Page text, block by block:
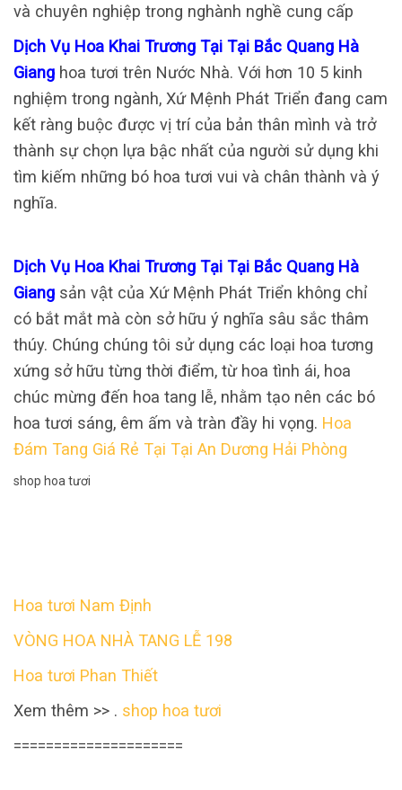
và chuyên nghiệp trong nghành nghề cung cấp
Dịch Vụ Hoa Khai Trương Tại Tại Bắc Quang Hà
Giang hoa tươi trên Nước Nhà. Với hơn 10 5 kinh
nghiệm trong ngành, Xứ Mệnh Phát Triển đang cam
kết ràng buộc được vị trí của bản thân mình và trở
thành sự chọn lựa bậc nhất của người sử dụng khi
tìm kiếm những bó hoa tươi vui và chân thành và ý
nghĩa.
Dịch Vụ Hoa Khai Trương Tại Tại Bắc Quang Hà
Giang sản vật của Xứ Mệnh Phát Triển không chỉ
có bắt mắt mà còn sở hữu ý nghĩa sâu sắc thâm
thúy. Chúng chúng tôi sử dụng các loại hoa tương
xứng sở hữu từng thời điểm, từ hoa tình ái, hoa
chúc mừng đến hoa tang lễ, nhằm tạo nên các bó
hoa tươi sáng, êm ấm và tràn đầy hi vọng. Hoa
Đám Tang Giá Rẻ Tại Tại An Dương Hải Phòng
shop hoa tươi
Hoa tươi Nam Định
VÒNG HOA NHÀ TANG LỄ 198
Hoa tươi Phan Thiết
Xem thêm >> . shop hoa tươi
=====================